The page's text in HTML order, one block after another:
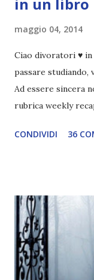
in un libro
maggio 04, 2014
Ciao divoratori ♥ in
passare studiando,
Ad essere sincera
rubrica weekly
troppo creare un
di dire in un libro?
RAGAZZI nei libri
pettine costa.
Fatto sta che
sembrano degli
CONDIVIDI 36